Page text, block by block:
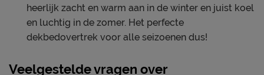
heerlijk zacht en warm aan in de winter en juist koel
en luchtig in de zomer. Het perfecte
dekbedovertrek voor alle seizoenen dus!
Veelgestelde vragen over